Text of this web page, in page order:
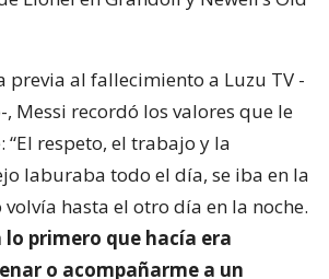
previa al fallecimiento a Luzu TV -
Messi recordó los valores que le
“El respeto, el trabajo y la
laburaba todo el día, se iba en la
hasta el otro día en la noche.
lo primero que hacía era
o acompañarme a un